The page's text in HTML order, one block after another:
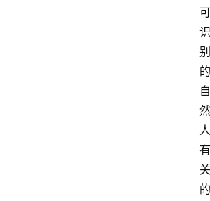
可
识
别
的
自
然
人
有
关
的